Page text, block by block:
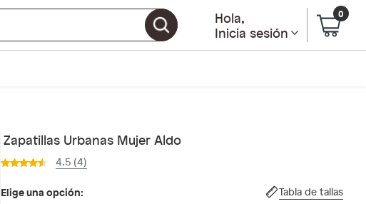
Hola,
Inicia sesión
0
Zapatillas Urbanas Mujer Aldo
4.5 (4)
Elige una opción: Tabla de tallas